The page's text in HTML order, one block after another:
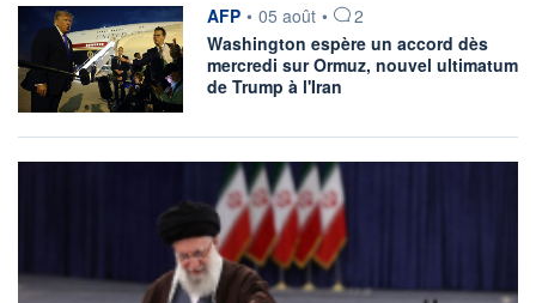
information fournie par
AFP • 05 août •
2
Washington espère un accord dès
mercredi sur Ormuz, nouvel ultimatum
de Trump à l'Iran